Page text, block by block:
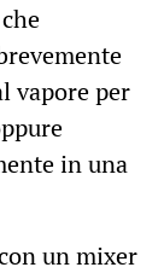
vapore per
in una
un mixer